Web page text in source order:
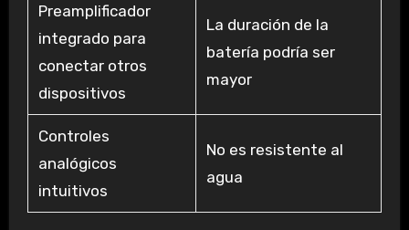
Preamplificador
integrado para
conectar otros
dispositivos
La duración de la
batería podría ser
mayor
Controles
analógicos
intuitivos
No es resistente al
agua